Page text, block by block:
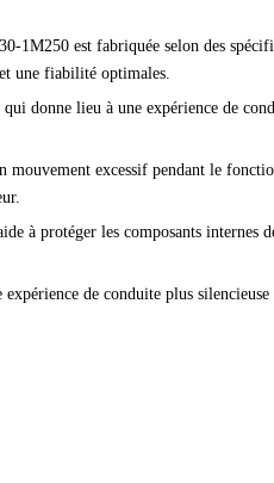
1M250 est fabriquée selon des
une fiabilité optimales.
donne lieu à une expérience de
mouvement excessif pendant le
à protéger les composants internes
de conduite plus